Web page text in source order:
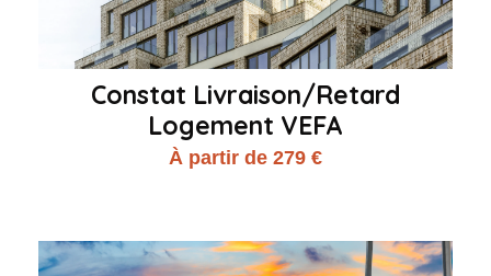
Constat Livraison/Retard
Logement VEFA
À partir de 279 €